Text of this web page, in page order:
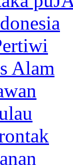
Alam